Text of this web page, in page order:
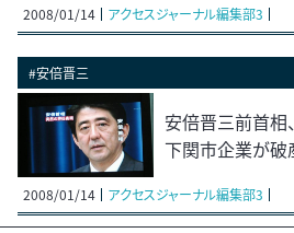
2008/01/14 アクセスジャーナル編集部3
#安倍晋三
安倍晋三前首相
下関市企業が破
2008/01/14 アクセスジャーナル編集部3